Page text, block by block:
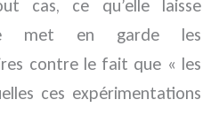
cas, ce qu’elle laisse
met en garde les
contre le fait que « les
ces expérimentations